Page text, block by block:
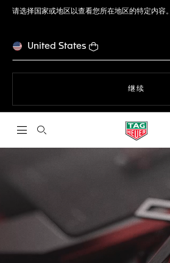
请选择国家或地区以查看您所在地区的特定内容。
United States
继续
打开搜索